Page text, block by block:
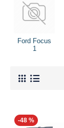
Ford Focus
1
-48 %